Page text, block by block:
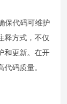
保代码可维护
释方式，不仅
和更新。在开
码质量。